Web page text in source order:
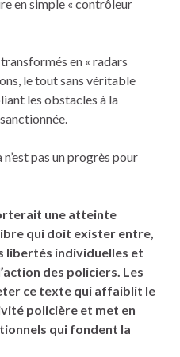
en simple « contrôleur
en « radars
le tout sans véritable
les obstacles à la
pas un progrès pour
une atteinte
qui doit exister entre,
libertés individuelles et
des policiers. Les
ce texte qui affaiblit le
policière et met en
qui fondent la